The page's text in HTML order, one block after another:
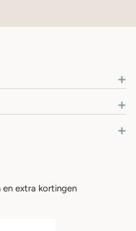
+
+
+
en extra kortingen